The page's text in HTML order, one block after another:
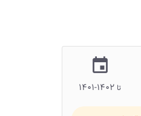
insert_invitation
تا